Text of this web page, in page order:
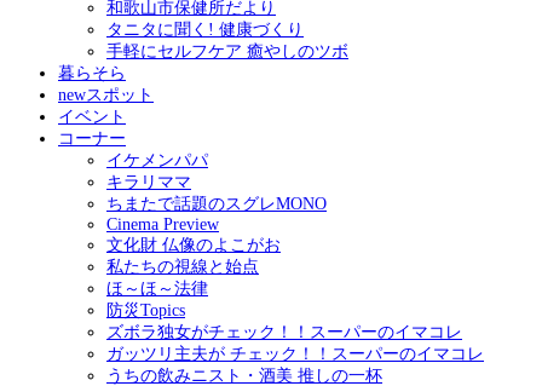
和歌山市保健所だより
タニタに聞く! 健康づくり
手軽にセルフケア 癒やしのツボ
暮らそら
newスポット
イベント
コーナー
イケメンパパ
キラリママ
ちまたで話題のスグレMONO
Cinema Preview
文化財 仏像のよこがお
私たちの視線と始点
ほ～ほ～法律
防災Topics
ズボラ独女がチェック！！スーパーのイマコレ
ガッツリ主夫が チェック！！スーパーのイマコレ
うちの飲みニスト・酒美 推しの一杯